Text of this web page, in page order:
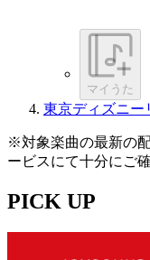
マイうた
東京ディズニー
※対象楽曲の最新の
ービスにて十分にご
PICK UP